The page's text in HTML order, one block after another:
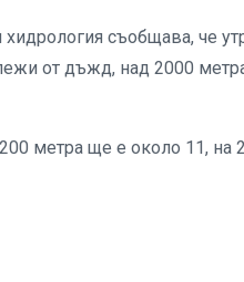
хидрология съобщава, че
от дъжд, над 2000
метра ще е около 11, на